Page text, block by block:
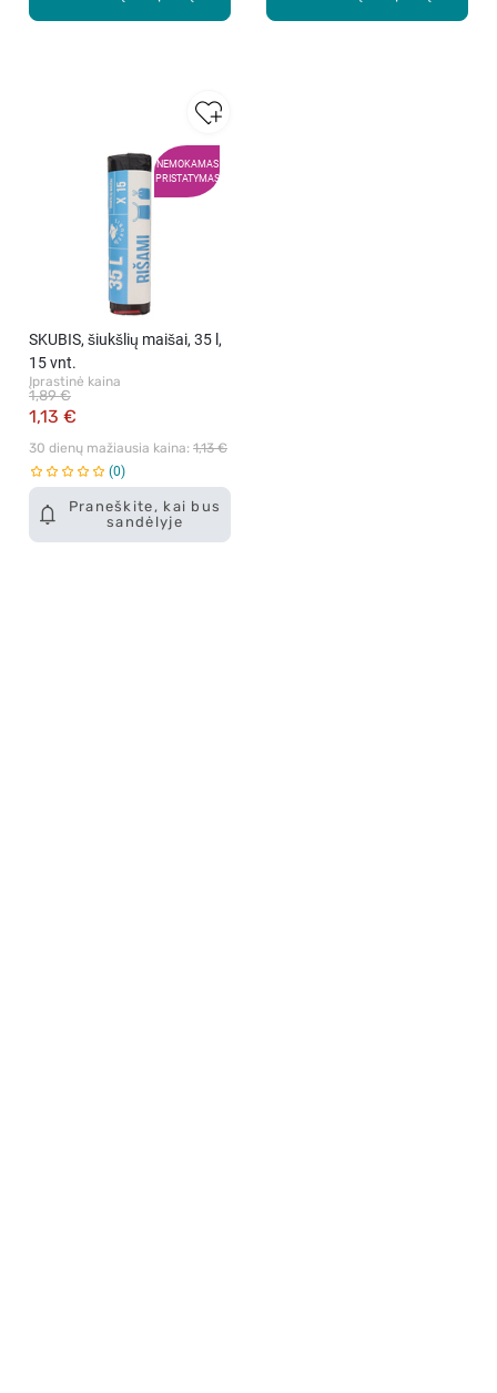
NEMOKAMAS
PRISTATYMAS
Praneškite, kai bus
sandėlyje
SKUBIS, šiukšlių maišai, 35 l,
15 vnt.
Įprastinė kaina
1,13 €
1,89 €
30 dienų mažiausia kaina: 1,13 €
0